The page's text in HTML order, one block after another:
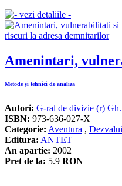
Amenintari,
Metode şi tehnici de analiză
Autori: G-ral de divizie (r)
ISBN: 973-636-027-X
Categorie: Aventura ,
Editura: ANTET
An apartie: 2002
Pret de la: 5.9 RON